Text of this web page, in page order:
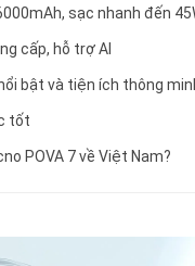
sạc nhanh đến
cấp, hỗ trợ AI
bật và tiện ích thông
tốt
POVA 7 về Việt Nam?